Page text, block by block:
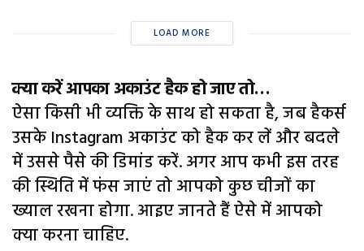
LOAD MORE
क्या करें आपका अकाउंट हैक हो जाए तो…
ऐसा किसी भी व्यक्ति के साथ हो सकता है, जब हैकर्स
उसके Instagram अकाउंट को हैक कर लें और बदले
में उससे पैसे की डिमांड करें. अगर आप कभी इस तरह
की स्थिति में फंस जाएं तो आपको कुछ चीजों का
ख्याल रखना होगा. आइए जानते हैं ऐसे में आपको
क्या करना चाहिए.